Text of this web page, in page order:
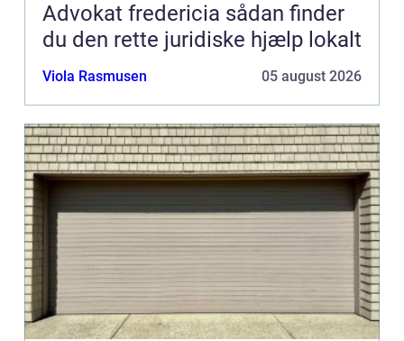
Advokat fredericia sådan finder
du den rette juridiske hjælp lokalt
Viola Rasmusen 05 august 2026